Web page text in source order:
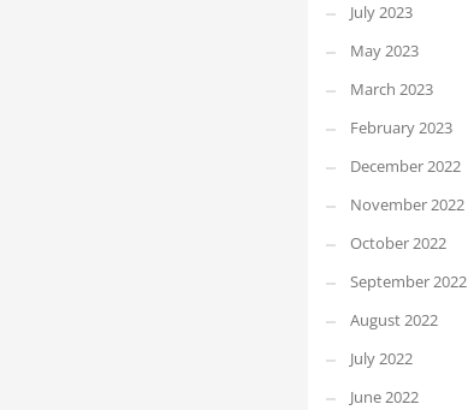
July 2023
May 2023
March 2023
February 2023
December 2022
November 2022
October 2022
September 2022
August 2022
July 2022
June 2022